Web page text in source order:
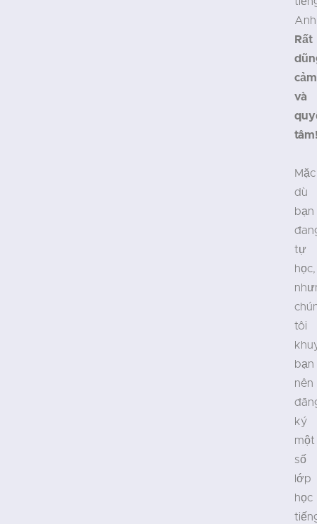
Rất
cảm
và
Mặc
dù
bạn
tự
học,
tôi
bạn
nên
ký
một
số
lớp
học